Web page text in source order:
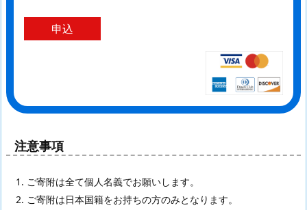
注意事項
ご寄附は全て個人名義でお願いします。
ご寄附は日本国籍をお持ちの方のみとなります。